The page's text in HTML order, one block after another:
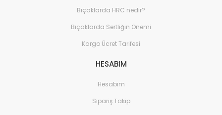
Bıçaklarda HRC nedir?
Bıçaklarda Sertliğin Önemi
Kargo Ücret Tarifesi
HESABIM
Hesabım
Sipariş Takip